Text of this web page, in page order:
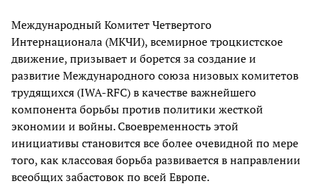
Международный Комитет Четвертого
Интернационала (МКЧИ), всемирное троцкистское
движение, призывает и борется за создание и
развитие Международного союза низовых комитетов
трудящихся (IWA-RFC) в качестве важнейшего
компонента борьбы против политики жесткой
экономии и войны. Своевременность этой
инициативы становится все более очевидной по мере
того, как классовая борьба развивается в направлении
всеобщих забастовок по всей Европе.